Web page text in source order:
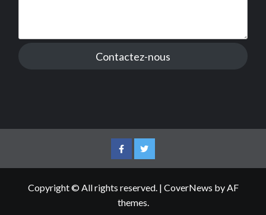
Contactez-nous
FacebookTwitter
Copyright © All rights reserved. | CoverNews by AF
themes.